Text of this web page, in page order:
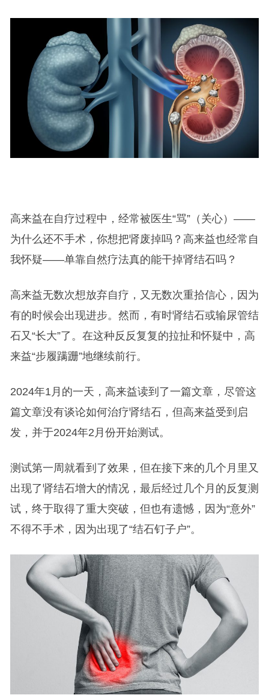
高来益在自疗过程中，经常被医生“骂”（关心）——
为什么还不手术，你想把肾废掉吗？高来益也经常自
我怀疑——单靠自然疗法真的能干掉肾结石吗？
高来益无数次想放弃自疗，又无数次重拾信心，因为
有的时候会出现进步。然而，有时肾结石或输尿管结
石又“长大”了。在这种反反复复的拉扯和怀疑中，高
来益“步履蹒跚”地继续前行。
2024年1月的一天，高来益读到了一篇文章，尽管这
篇文章没有谈论如何治疗肾结石，但高来益受到启
发，并于2024年2月份开始测试。
测试第一周就看到了效果，但在接下来的几个月里又
出现了肾结石增大的情况，最后经过几个月的反复测
试，终于取得了重大突破，但也有遗憾，因为“意外”
不得不手术，因为出现了“结石钉子户”。